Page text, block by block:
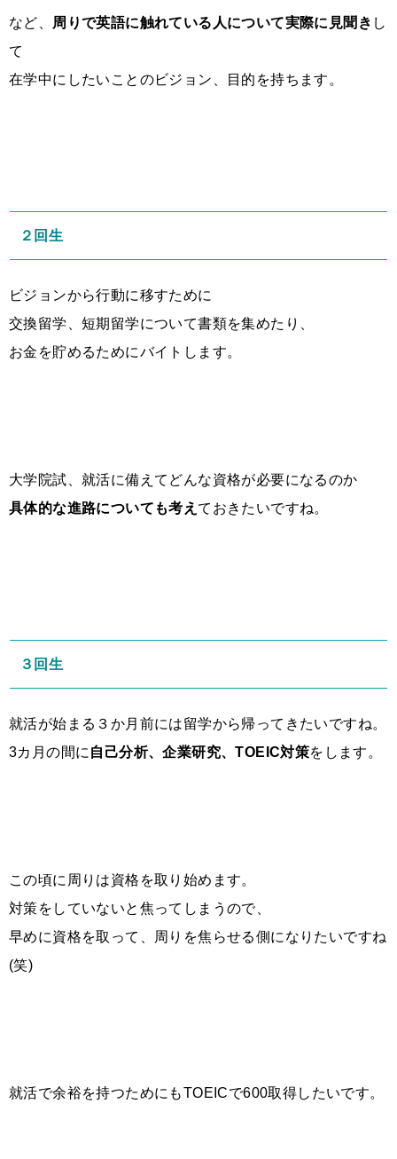
など、 周りで英語に触れている人について実際に見聞き し
て
在学中にしたいことのビジョン、目的を持ちます。
２回生
ビジョンから行動に移すために
交換留学、短期留学について書類を集めたり、
お金を貯めるためにバイトします。
大学院試、就活に備えてどんな資格が必要になるのか
具体的な進路についても考えておきたいですね。
３回生
就活が始まる３か月前には留学から帰ってきたいですね。
3カ月の間に 自己分析、企業研究、TOEIC対策をします。
この頃に周りは資格を取り始めます。
対策をしていないと焦ってしまうので、
早めに資格を取って、
周りを焦らせる側になりたいですね
(笑)
就活で余裕を持つためにもTOEICで600取得したいです。